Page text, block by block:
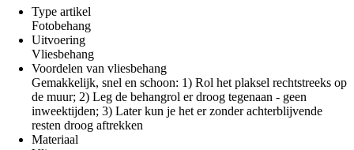
Type artikel
Fotobehang
Uitvoering
Vliesbehang
Voordelen van vliesbehang
Gemakkelijk, snel en schoon: 1) Rol het plaksel rechtstreeks op
de muur; 2) Leg de behangrol er droog tegenaan - geen
inweektijden; 3) Later kun je het er zonder achterblijvende
resten droog aftrekken
Materiaal